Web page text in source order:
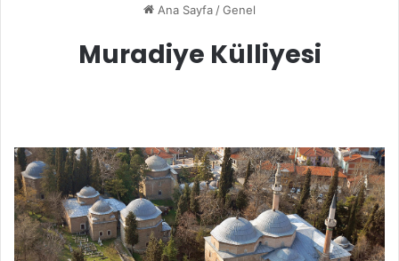
Ana Sayfa/Genel
Muradiye Külliyesi